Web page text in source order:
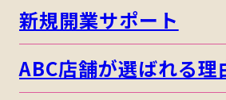
新規開業サポート
ABC店舗が選ばれる理